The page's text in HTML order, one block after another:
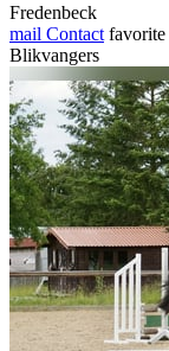
Fredenbeck
mail Contact favorite
Blikvangers